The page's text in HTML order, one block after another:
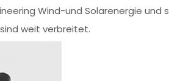
Wind-und Solarenergie und
weit verbreitet.